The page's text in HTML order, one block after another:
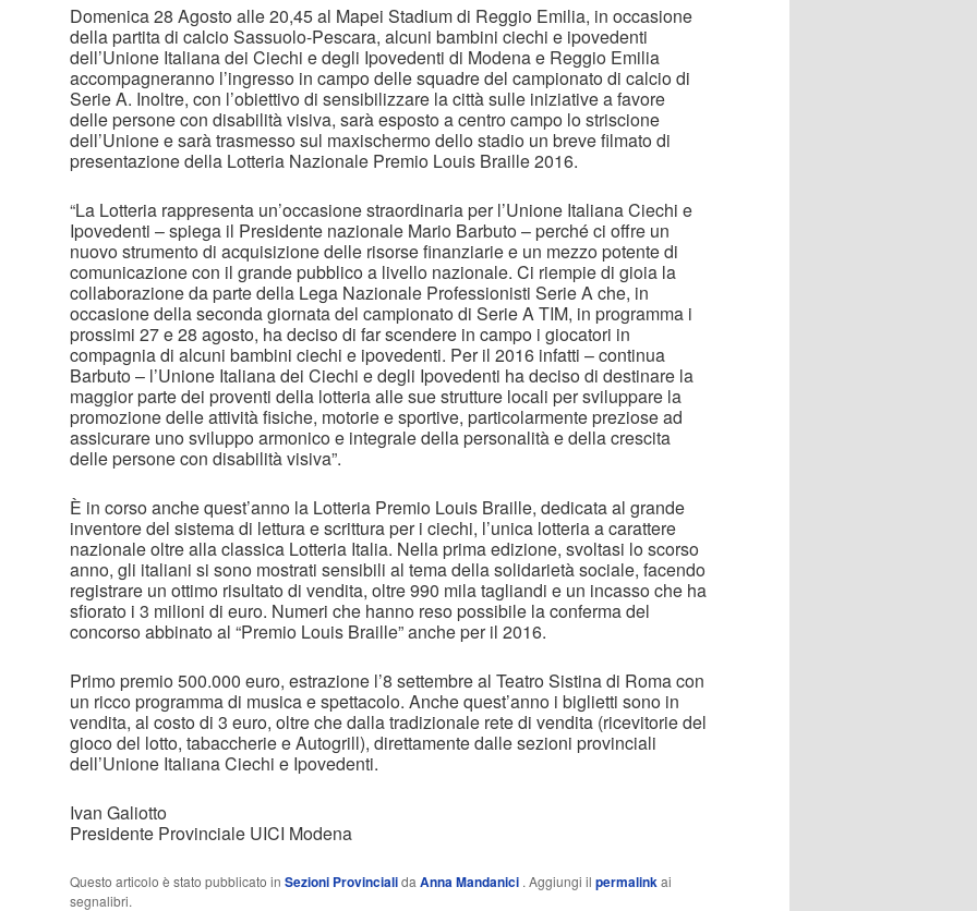
Domenica 28 Agosto alle 20,45 al Mapei Stadium di Reggio Emilia, in occasione
della partita di calcio Sassuolo-Pescara, alcuni bambini ciechi e ipovedenti
dell’Unione Italiana dei Ciechi e degli Ipovedenti di Modena e Reggio Emilia
accompagneranno l’ingresso in campo delle squadre del campionato di calcio di
Serie A. Inoltre, con l’obiettivo di sensibilizzare la città sulle iniziative a favore
delle persone con disabilità visiva, sarà esposto a centro campo lo striscione
dell’Unione e sarà trasmesso sul maxischermo dello stadio un breve filmato di
presentazione della Lotteria Nazionale Premio Louis Braille 2016.
“La Lotteria rappresenta un’occasione straordinaria per l’Unione Italiana Ciechi e
Ipovedenti – spiega il Presidente nazionale Mario Barbuto – perché ci offre un
nuovo strumento di acquisizione delle risorse finanziarie e un mezzo potente di
comunicazione con il grande pubblico a livello nazionale. Ci riempie di gioia la
collaborazione da parte della Lega Nazionale Professionisti Serie A che, in
occasione della seconda giornata del campionato di Serie A TIM, in programma i
prossimi 27 e 28 agosto, ha deciso di far scendere in campo i giocatori in
compagnia di alcuni bambini ciechi e ipovedenti. Per il 2016 infatti – continua
Barbuto – l’Unione Italiana dei Ciechi e degli Ipovedenti ha deciso di destinare la
maggior parte dei proventi della lotteria alle sue strutture locali per sviluppare la
promozione delle attività fisiche, motorie e sportive, particolarmente preziose ad
assicurare uno sviluppo armonico e integrale della personalità e della crescita
delle persone con disabilità visiva”.
È in corso anche quest’anno la Lotteria Premio Louis Braille, dedicata al grande
inventore del sistema di lettura e scrittura per i ciechi, l’unica lotteria a carattere
nazionale oltre alla classica Lotteria Italia. Nella prima edizione, svoltasi lo scorso
anno, gli italiani si sono mostrati sensibili al tema della solidarietà sociale, facendo
registrare un ottimo risultato di vendita, oltre 990 mila tagliandi e un incasso che ha
sfiorato i 3 milioni di euro. Numeri che hanno reso possibile la conferma del
concorso abbinato al “Premio Louis Braille” anche per il 2016.
Primo premio 500.000 euro, estrazione l’8 settembre al Teatro Sistina di Roma con
un ricco programma di musica e spettacolo. Anche quest’anno i biglietti sono in
vendita, al costo di 3 euro, oltre che dalla tradizionale rete di vendita (ricevitorie del
gioco del lotto, tabaccherie e Autogrill), direttamente dalle sezioni provinciali
dell’Unione Italiana Ciechi e Ipovedenti.
Ivan Galiotto
Presidente Provinciale UICI Modena
Questo articolo è stato pubblicato in Sezioni Provincialida Anna Mandanici . Aggiungi il permalinkai
segnalibri.